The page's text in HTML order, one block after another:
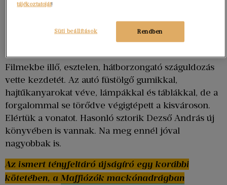
„Semmi gond” – közölte az említett férfiak egyike,
azzal szinte bedobott bennünket a hátsó ülésre.
Filmekbe illő, esztelen, hátborzongató száguldozás
vette kezdetét. Az autó füstölgő gumikkal,
hajtűkanyarokat véve, lámpákkal és táblákkal, de a
forgalommal se törődve végigtépett a kisvároson.
Elértük a vonatot. Hasonló sztorik Dezső András új
könyvében is vannak. Na meg ennél jóval
nagyobbak is.
Az ismert tényfeltáró újságíró egy korábbi
kötetében, a Maffiózók mackónadrágban
tájékoztatóját!
Rendben
Süti beállítások